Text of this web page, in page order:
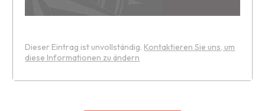
Dieser Eintrag ist unvollständig. Kontaktieren Sie uns, um
diese Informationen zu ändern